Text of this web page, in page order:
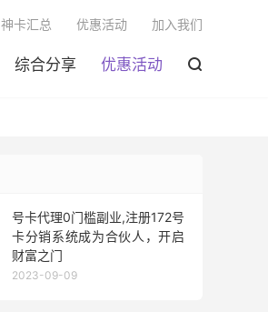
综合分享 优惠活动 
神卡汇总 优惠活动 加入我们
号卡代理0门槛副业,注册172号
卡分销系统成为合伙人，开启
财富之门
2023-09-09